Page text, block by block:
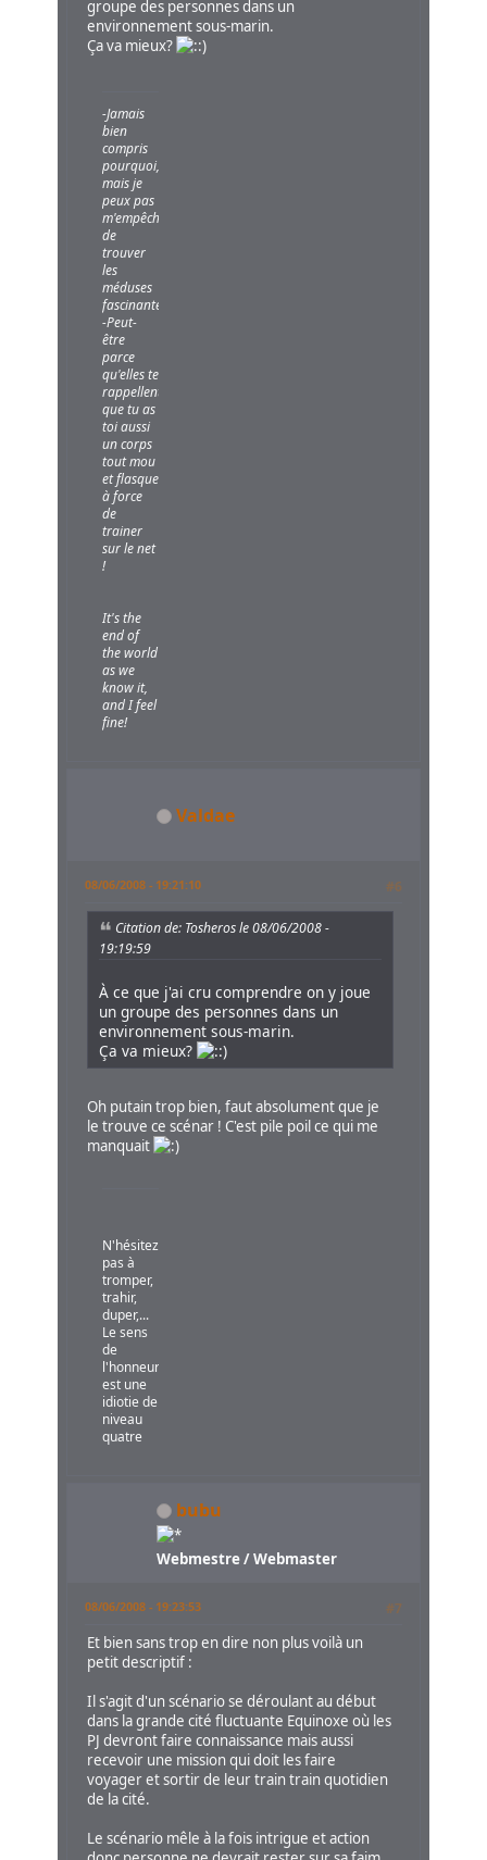
groupe des personnes dans un
environnement sous-marin.
Ça va mieux?
-Jamais
bien
compris
pourquoi,
mais je
peux pas
m'empêcher
de
trouver
les
méduses
fascinantes...
-Peut-
être
parce
qu'elles te
rappellent
que tu as
toi aussi
un corps
tout mou
et flasque
à force
de
trainer
sur le net
!
It's the
end of
the world
as we
know it,
and I feel
fine!
Valdae
08/06/2008 - 19:21:10 #6
Citation de: Tosheros le 08/06/2008 -
19:19:59
À ce que j'ai cru comprendre on y joue
un groupe des personnes dans un
environnement sous-marin.
Ça va mieux?
Oh putain trop bien, faut absolument que je
le trouve ce scénar ! C'est pile poil ce qui me
manquait
N'hésitez
pas à
tromper,
trahir,
duper,...
Le sens
de
l'honneur
est une
idiotie de
niveau
quatre
bubu
Webmestre / Webmaster
08/06/2008 - 19:23:53 #7
Et bien sans trop en dire non plus voilà un
petit descriptif :
Il s'agit d'un scénario se déroulant au début
dans la grande cité fluctuante Equinoxe où les
PJ devront faire connaissance mais aussi
recevoir une mission qui doit les faire
voyager et sortir de leur train train quotidien
de la cité.
Le scénario mêle à la fois intrigue et action